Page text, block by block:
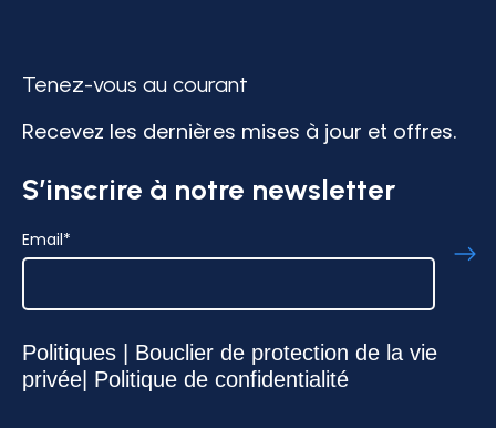
Tenez-vous au courant
Recevez les dernières mises à jour et offres.
S’inscrire à notre newsletter
Email*
Politiques | Bouclier de protection de la vie
privée| Politique de confidentialité